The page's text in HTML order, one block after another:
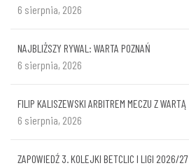
6 sierpnia, 2026
NAJBLIŻSZY RYWAL: WARTA POZNAŃ
6 sierpnia, 2026
FILIP KALISZEWSKI ARBITREM MECZU Z WARTĄ
6 sierpnia, 2026
ZAPOWIEDŹ 3. KOLEJKI BETCLIC I LIGI 2026/27